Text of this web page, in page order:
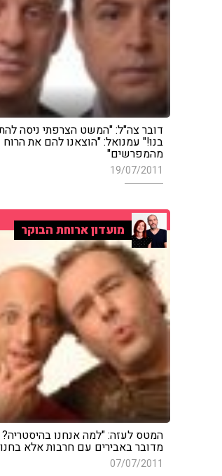
דובר צה"ל: "המשט הצרפתי ניסה
בנו!" עמנואל: "הוצאנו להם את הרוח
מהמפרשים"
19/07/2011
מועדון ארוחת הבוקר
המטס לעזה: "למה אנחנו
מדובר באבירים עם חרבות אלא
07/07/2011